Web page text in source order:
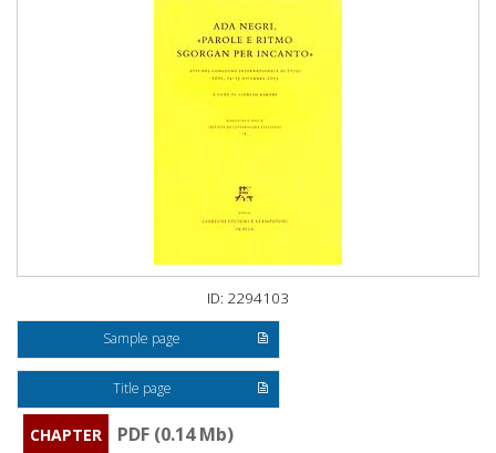
ID: 2294103
Sample page
Title page
CHAPTER
PDF (0.14 Mb)